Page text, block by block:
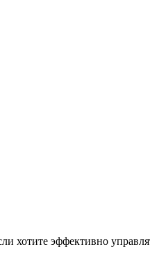
хотите эффективно